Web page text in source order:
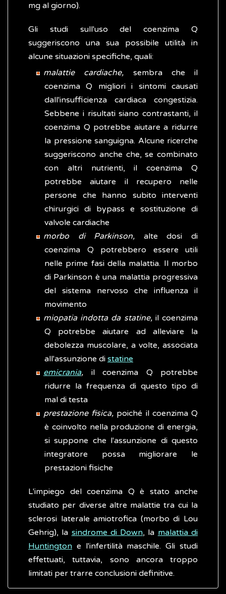
mg al giorno).
Gli studi sull'uso del coenzima Q
suggeriscono una sua possibile utilità in
alcune situazioni specifiche, quali:
malattie cardiache, sembra che il
coenzima Q migliori i sintomi causati
dall'insufficienza cardiaca congestizia.
Sebbene i risultati siano contrastanti, il
coenzima Q potrebbe aiutare a ridurre
la pressione sanguigna. Alcune ricerche
suggeriscono anche che, se combinato
con altri nutrienti, il coenzima Q
potrebbe aiutare il recupero nelle
persone che hanno subito interventi
chirurgici di bypass e sostituzione di
valvole cardiache
morbo di Parkinson, alte dosi di
coenzima Q potrebbero essere utili
nelle prime fasi della malattia. Il morbo
di Parkinson è una malattia progressiva
del sistema nervoso che influenza il
movimento
miopatia indotta da statine,il coenzima
Q potrebbe aiutare ad alleviare la
debolezza muscolare, a volte, associata
all'assunzione di statine
emicrania, il coenzima Q potrebbe
ridurre la frequenza di questo tipo di
mal di testa
prestazione fisica, poiché il coenzima Q
è coinvolto nella produzione di energia,
si suppone che l'assunzione di questo
integratore possa migliorare le
prestazioni fisiche
L'impiego del coenzima Q è stato anche
studiato per diverse altre malattie tra cui la
sclerosi laterale amiotrofica (morbo di Lou
Gehrig), la sindrome di Down, la malattia di
Huntington e l'infertilità maschile. Gli studi
effettuati, tuttavia, sono ancora troppo
limitati per trarre conclusioni definitive.